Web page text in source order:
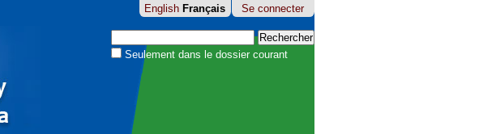
Se connecter
English Français
Chercher par
Seulement dans le dossier courant
Recherche
avancée…